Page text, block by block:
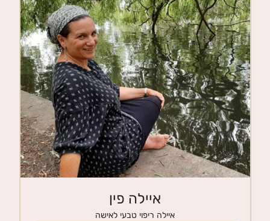
צרי קשר
איילה פין
איילה ריפוי טבעי לאישה